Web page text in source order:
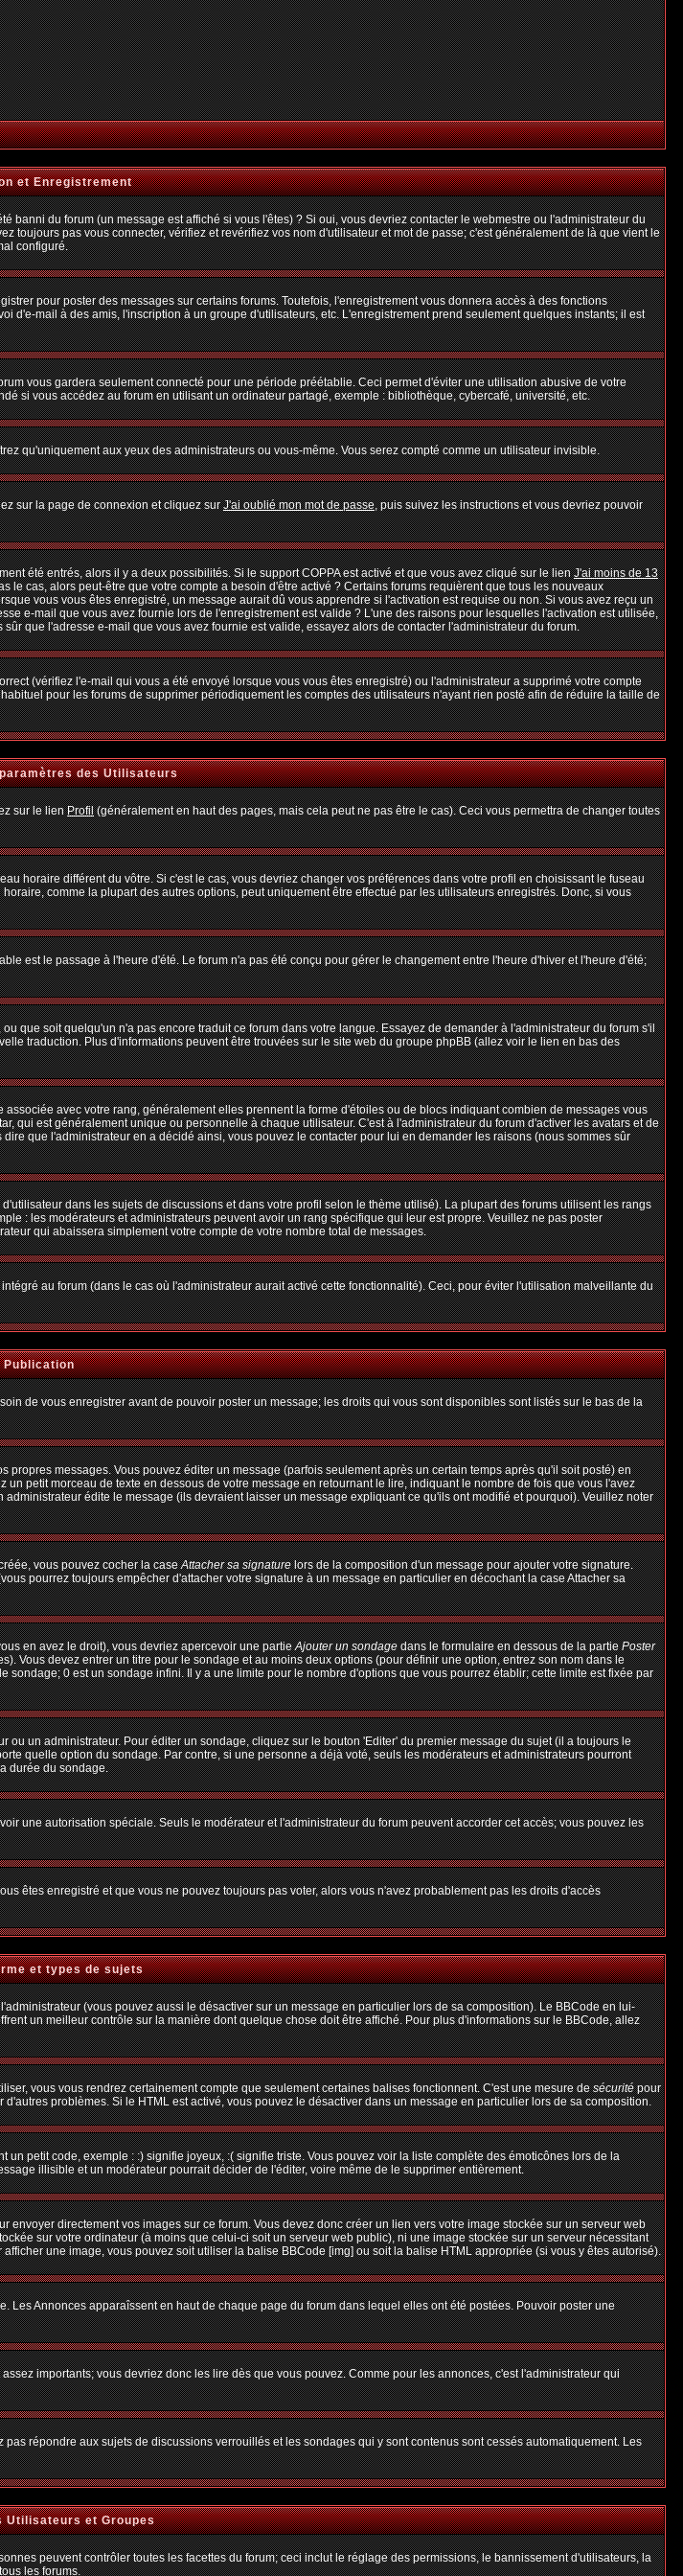
et Enregistrement
banni du forum (un message est affiché si vous l'êtes) ? Si oui, vous devriez contacter le webmestre ou l'administrateur du
pas vous connecter, vérifiez et revérifiez vos nom d'utilisateur et mot de passe; c'est généralement de là que vient le
configuré.
pour poster des messages sur certains forums. Toutefois, l'enregistrement vous donnera accès à des fonctions
mail à des amis, l'inscription à un groupe d'utilisateurs, etc. L'enregistrement prend seulement quelques instants; il est
vous gardera seulement connecté pour une période préétablie. Ceci permet d'éviter une utilisation abusive de votre
si vous accédez au forum en utilisant un ordinateur partagé, exemple : bibliothèque, cybercafé, université, etc.
qu'uniquement aux yeux des administrateurs ou vous-même. Vous serez compté comme un utilisateur invisible.
sur la page de connexion et cliquez surJ'ai oublié mon mot de passe, puis suivez les instructions et vous devriez pouvoir
été entrés, alors il y a deux possibilités. Si le support COPPA est activé et que vous avez cliqué sur le lienJ'ai moins de 13
cas, alors peut-être que votre compte a besoin d'être activé ? Certains forums requièrent que tous les nouveaux
vous vous êtes enregistré, un message aurait dû vous apprendre si l'activation est requise ou non. Si vous avez reçu un
e-mail que vous avez fournie lors de l'enregistrement est valide ? L'une des raisons pour lesquelles l'activation est utilisée,
que l'adresse e-mail que vous avez fournie est valide, essayez alors de contacter l'administrateur du forum.
(vérifiez l'e-mail qui vous a été envoyé lorsque vous vous êtes enregistré) ou l'administrateur a supprimé votre compte
pour les forums de supprimer périodiquement les comptes des utilisateurs n'ayant rien posté afin de réduire la taille de
des Utilisateurs
sur le lienProfil(généralement en haut des pages, mais cela peut ne pas être le cas). Ceci vous permettra de changer toutes
horaire différent du vôtre. Si c'est le cas, vous devriez changer vos préférences dans votre profil en choisissant le fuseau
comme la plupart des autres options, peut uniquement être effectué par les utilisateurs enregistrés. Donc, si vous
est le passage à l'heure d'été. Le forum n'a pas été conçu pour gérer le changement entre l'heure d'hiver et l'heure d'été;
que soit quelqu'un n'a pas encore traduit ce forum dans votre langue. Essayez de demander à l'administrateur du forum s'il
traduction. Plus d'informations peuvent être trouvées sur le site web du groupe phpBB (allez voir le lien en bas des
avec votre rang, généralement elles prennent la forme d'étoiles ou de blocs indiquant combien de messages vous
qui est généralement unique ou personnelle à chaque utilisateur. C'est à l'administrateur du forum d'activer les avatars et de
que l'administrateur en a décidé ainsi, vous pouvez le contacter pour lui en demander les raisons (nous sommes sûr
dans les sujets de discussions et dans votre profil selon le thème utilisé). La plupart des forums utilisent les rangs
: les modérateurs et administrateurs peuvent avoir un rang spécifique qui leur est propre. Veuillez ne pas poster
qui abaissera simplement votre compte de votre nombre total de messages.
au forum (dans le cas où l'administrateur aurait activé cette fonctionnalité). Ceci, pour éviter l'utilisation malveillante du
Publication
de vous enregistrer avant de pouvoir poster un message; les droits qui vous sont disponibles sont listés sur le bas de la
messages. Vous pouvez éditer un message (parfois seulement après un certain temps après qu'il soit posté) en
petit morceau de texte en dessous de votre message en retournant le lire, indiquant le nombre de fois que vous l'avez
édite le message (ils devraient laisser un message expliquant ce qu'ils ont modifié et pourquoi). Veuillez noter
vous pouvez cocher la caseAttacher sa signaturelors de la composition d'un message pour ajouter votre signature.
pourrez toujours empêcher d'attacher votre signature à un message en particulier en décochant la case Attacher sa
en avez le droit), vous devriez apercevoir une partieAjouter un sondagedans le formulaire en dessous de la partiePoster
Vous devez entrer un titre pour le sondage et au moins deux options (pour définir une option, entrez son nom dans le
sondage; 0 est un sondage infini. Il y a une limite pour le nombre d'options que vous pourrez établir; cette limite est fixée par
un administrateur. Pour éditer un sondage, cliquez sur le bouton 'Editer' du premier message du sujet (il a toujours le
quelle option du sondage. Par contre, si une personne a déjà voté, seuls les modérateurs et administrateurs pourront
durée du sondage.
une autorisation spéciale. Seuls le modérateur et l'administrateur du forum peuvent accorder cet accès; vous pouvez les
êtes enregistré et que vous ne pouvez toujours pas voter, alors vous n'avez probablement pas les droits d'accès
et types de sujets
(vous pouvez aussi le désactiver sur un message en particulier lors de sa composition). Le BBCode en lui-
un meilleur contrôle sur la manière dont quelque chose doit être affiché. Pour plus d'informations sur le BBCode, allez
vous vous rendrez certainement compte que seulement certaines balises fonctionnent. C'est une mesure desécuritépour
problèmes. Si le HTML est activé, vous pouvez le désactiver dans un message en particulier lors de sa composition.
petit code, exemple : :) signifie joyeux, :( signifie triste. Vous pouvez voir la liste complète des émoticônes lors de la
illisible et un modérateur pourrait décider de l'éditer, voire même de le supprimer entièrement.
directement vos images sur ce forum. Vous devez donc créer un lien vers votre image stockée sur un serveur web
sur votre ordinateur (à moins que celui-ci soit un serveur web public), ni une image stockée sur un serveur nécessitant
une image, vous pouvez soit utiliser la balise BBCode [img] ou soit la balise HTML appropriée (si vous y êtes autorisé).
Annonces apparaîssent en haut de chaque page du forum dans lequel elles ont été postées. Pouvoir poster une
importants; vous devriez donc les lire dès que vous pouvez. Comme pour les annonces, c'est l'administrateur qui
répondre aux sujets de discussions verrouillés et les sondages qui y sont contenus sont cessés automatiquement. Les
Utilisateurs et Groupes
peuvent contrôler toutes les facettes du forum; ceci inclut le réglage des permissions, le bannissement d'utilisateurs, la
les forums.